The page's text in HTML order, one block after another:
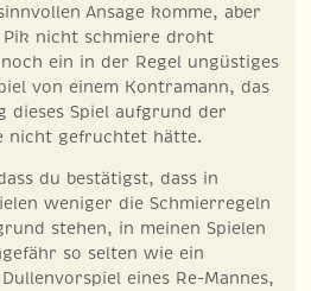
Ansage komme, aber
nicht schmiere droht
ein in der Regel ungüstiges
von einem Kontramann, das
dieses Spiel aufgrund der
nicht gefruchtet hätte.
du bestätigst, dass in
weniger die Schmierregeln
stehen, in meinen Spielen
so selten wie ein
eines Re-Mannes,